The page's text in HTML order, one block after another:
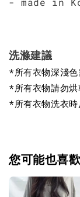
洗滌建議
*所有衣物深淺色
*所有衣物請勿烘
*所有衣物洗衣時
您可能也喜歡